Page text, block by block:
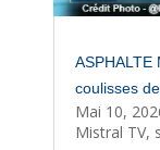
ASPHALTE
coulisses
Mai 10,
Mistral TV,